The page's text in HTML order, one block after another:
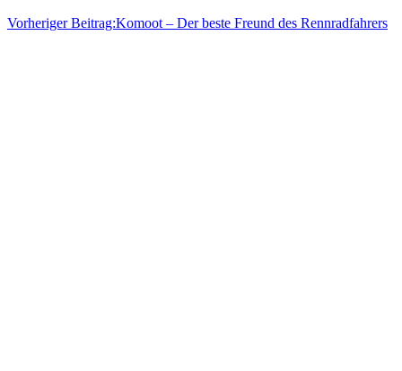
Vorheriger Beitrag:Komoot – Der beste Freund des Rennradfahrers